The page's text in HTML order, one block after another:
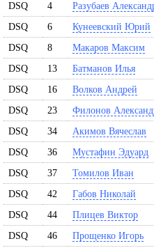
DSQ
4 Разубаев
DSQ
6 Кунеевский Юрий
DSQ
8 Макаров Максим
DSQ
13 Батманов Илья
DSQ
16 Волков Андрей
DSQ
23 Филонов
DSQ
34 Акимов Вячеслав
DSQ
36 Мустафин Эдуард
DSQ
37 Томилов Иван
DSQ
42 Габов Николай
DSQ
44 Плицев Виктор
DSQ
46 Прощенко Игорь